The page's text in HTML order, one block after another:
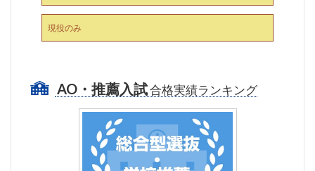
現役のみ
AO・推薦入試合格実績ランキング